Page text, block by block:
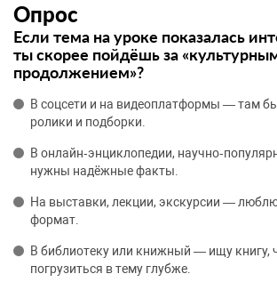
Опрос
Если тема на уроке показалась
ты скорее пойдёшь за
продолжением»?
В соцсети и на видеоплатформы — там
ролики и подборки.
В онлайн‑энциклопедии,
нужны надёжные факты.
На выставки, лекции, экскурсии —
формат.
В библиотеку или книжный — ищу книгу,
погрузиться в тему глубже.